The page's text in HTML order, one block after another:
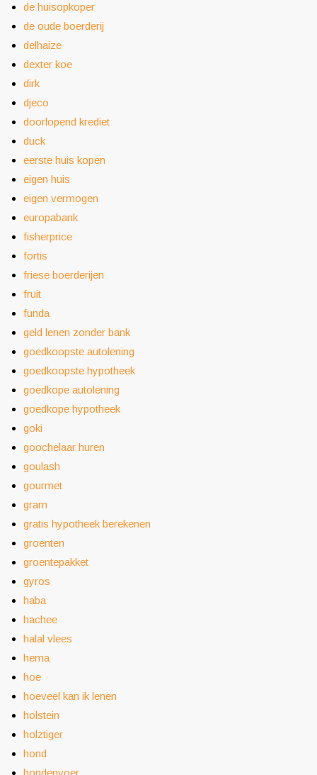
de huisopkoper
de oude boerderij
delhaize
dexter koe
dirk
djeco
doorlopend krediet
duck
eerste huis kopen
eigen huis
eigen vermogen
europabank
fisherprice
fortis
friese boerderijen
fruit
funda
geld lenen zonder bank
goedkoopste autolening
goedkoopste hypotheek
goedkope autolening
goedkope hypotheek
goki
goochelaar huren
goulash
gourmet
gram
gratis hypotheek berekenen
groenten
groentepakket
gyros
haba
hachee
halal vlees
hema
hoe
hoeveel kan ik lenen
holstein
holztiger
hond
hondenvoer